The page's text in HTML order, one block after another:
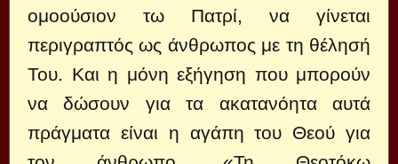
ομοούσιον τω Πατρί, να γίνεται
περιγραπτός ως άνθρωπος με τη θέλησή
Του. Και η μόνη εξήγηση που μπορούν
να δώσουν για τα ακατανόητα αυτά
πράγματα είναι η αγάπη του Θεού για